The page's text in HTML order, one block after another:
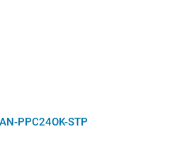
PPC24OK-STP